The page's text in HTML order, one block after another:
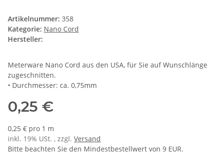
Artikelnummer: 358
Kategorie: Nano Cord
Hersteller:
Meterware Nano Cord aus den USA, für Sie auf Wunschlänge
zugeschnitten.
• Durchmesser: ca. 0,75mm
0,25 €
0,25 € pro 1 m
inkl. 19% USt. , zzgl. Versand
Bitte beachten Sie den Mindestbestellwert von 9 EUR.